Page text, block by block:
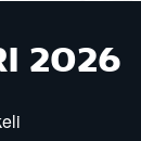
2026